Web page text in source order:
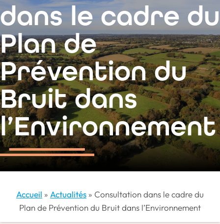
principal
dans le cadre du
Plan de
Prévention du
Bruit dans
l’Environnement
Accueil » Actualités » Consultation dans le cadre du
Plan de Prévention du Bruit dans l’Environnement